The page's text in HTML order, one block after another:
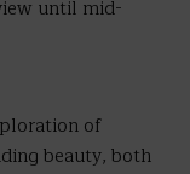
until mid-
of
beauty, both